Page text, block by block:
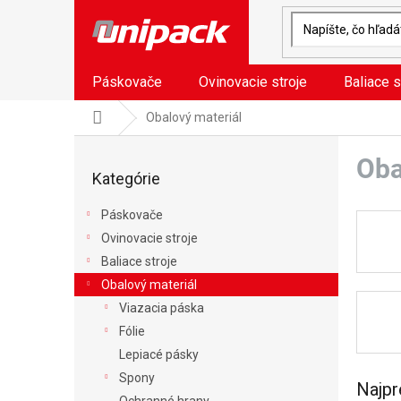
Páskovače Ovinovacie stroje Baliace
DomovObalový materiál
e
kategórie
Kategórie
Páskovače
Ovinovacie stroje
Baliace stroje
Obalový materiál
Viazacia páska
Fólie
Lepiacé pásky
Spony